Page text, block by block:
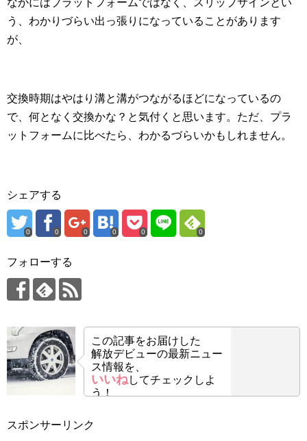
なかにはプラットフォームではなく、スリップサインとい
う、わかりづらい出っ張りになっていることがあります
が、
交換時期はやはり溝と溝がつながるほどになっているの
で、何となく交換かな？と気付くと思います。ただ、プラ
ットフォームに比べたら、わかるづらいかもしれません。
シェアする
0 0 0 0 0 0
フォローする
この記事をお届けした
解放デビューの最新ニュー
ス情報を、
いいねしてチェックしよ
う！
スポンサーリンク